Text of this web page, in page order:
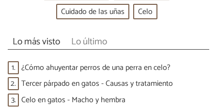
Cuidado de las uñas
Celo
Lo más visto Lo último
1. ¿Cómo ahuyentar perros de una perra en celo?
2. Tercer párpado en gatos - Causas y tratamiento
3. Celo en gatos - Macho y hembra